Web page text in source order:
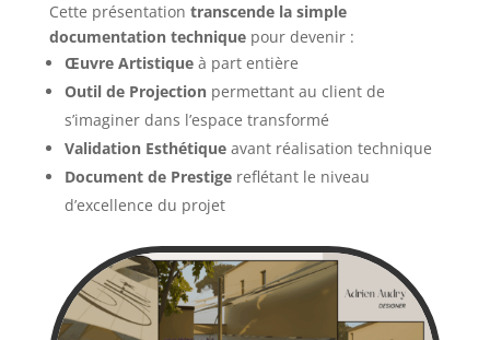
Cette présentation transcende la simple
documentation techniquepour devenir :
Œuvre Artistiqueà part entière
Outil de Projectionpermettant au client de
s’imaginer dans l’espace transformé
Validation Esthétiqueavant réalisation technique
Document de Prestigereflétant le niveau
d’excellence du projet